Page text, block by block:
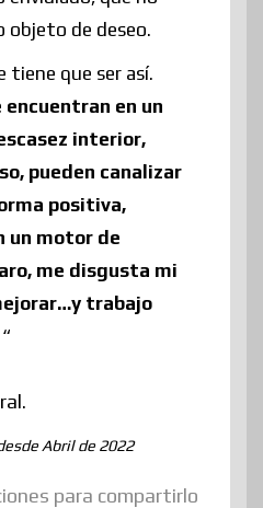
objeto de deseo.
tiene que ser así.
encuentran en un
interior,
pueden canalizar
positiva,
un motor de
me disgusta mi
trabajo
“
Abril de 2022
para compartirlo